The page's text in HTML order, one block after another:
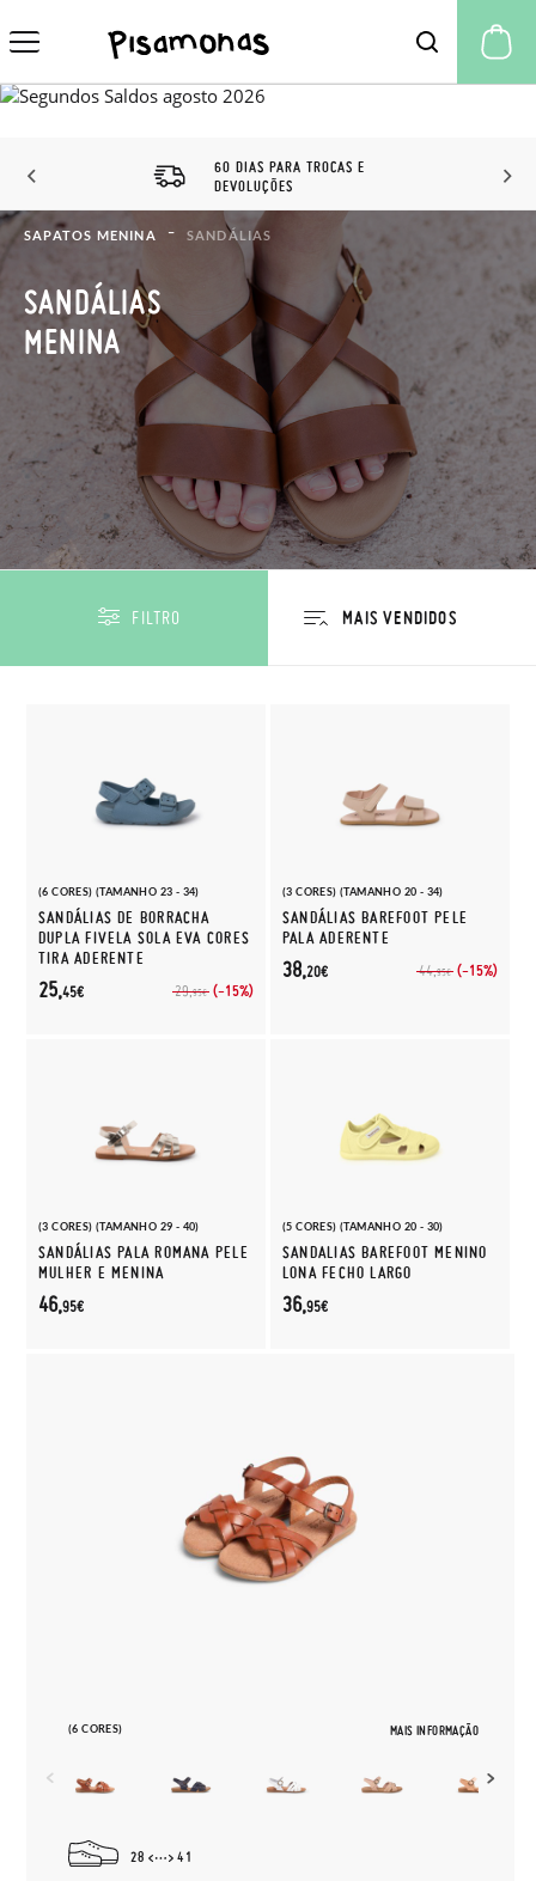
60 DIAS PARA TROCAS E
DEVOLUÇÕES
SAPATOS MENINA SANDÁLIAS
SANDÁLIAS
MENINA
FILTRO
(6 CORES) (TAMANHO 23 - 34)
SANDÁLIAS DE BORRACHA
DUPLA FIVELA SOLA EVA CORES
TIRA ADERENTE
29,95€ (-15%)
25,45€
(3 CORES) (TAMANHO 20 - 34)
SANDÁLIAS BAREFOOT PELE
PALA ADERENTE
44,95€ (-15%)
38,20€
(3 CORES) (TAMANHO 29 - 40)
SANDÁLIAS PALA ROMANA PELE
MULHER E MENINA
46,95€
(5 CORES) (TAMANHO 20 - 30)
SANDALIAS BAREFOOT MENINO
LONA FECHO LARGO
36,95€
(6 CORES) MAIS INFORMAÇÃO
28 41